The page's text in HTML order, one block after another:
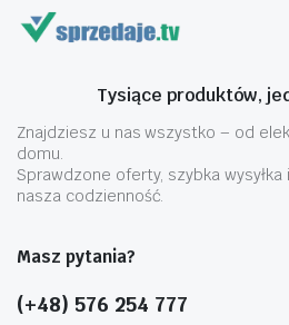
Tysiące produktów,
Znajdziesz u nas wszystko – od
domu.
Sprawdzone oferty, szybka
nasza codzienność.
Masz pytania?
(+48) 576 254 777